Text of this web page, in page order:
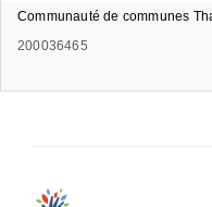
Communauté de communes
200036465